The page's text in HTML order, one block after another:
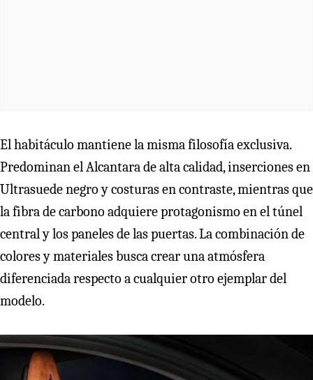
El habitáculo mantiene la misma filosofía exclusiva.
Predominan el Alcantara de alta calidad, inserciones en
Ultrasuede negro y costuras en contraste, mientras que
la fibra de carbono adquiere protagonismo en el túnel
central y los paneles de las puertas. La combinación de
colores y materiales busca crear una atmósfera
diferenciada respecto a cualquier otro ejemplar del
modelo.